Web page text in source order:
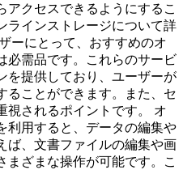
アクセスできるようにするこ
ラインストレージについて詳
ーにとって、おすすめのオ
必需品です。これらのサービ
を提供しており、ユーザーが
ることができます。また、セ
視されるポイントです。 オ
利用すると、データの編集や
ば、文書ファイルの編集や画
まざまな操作が可能です。こ